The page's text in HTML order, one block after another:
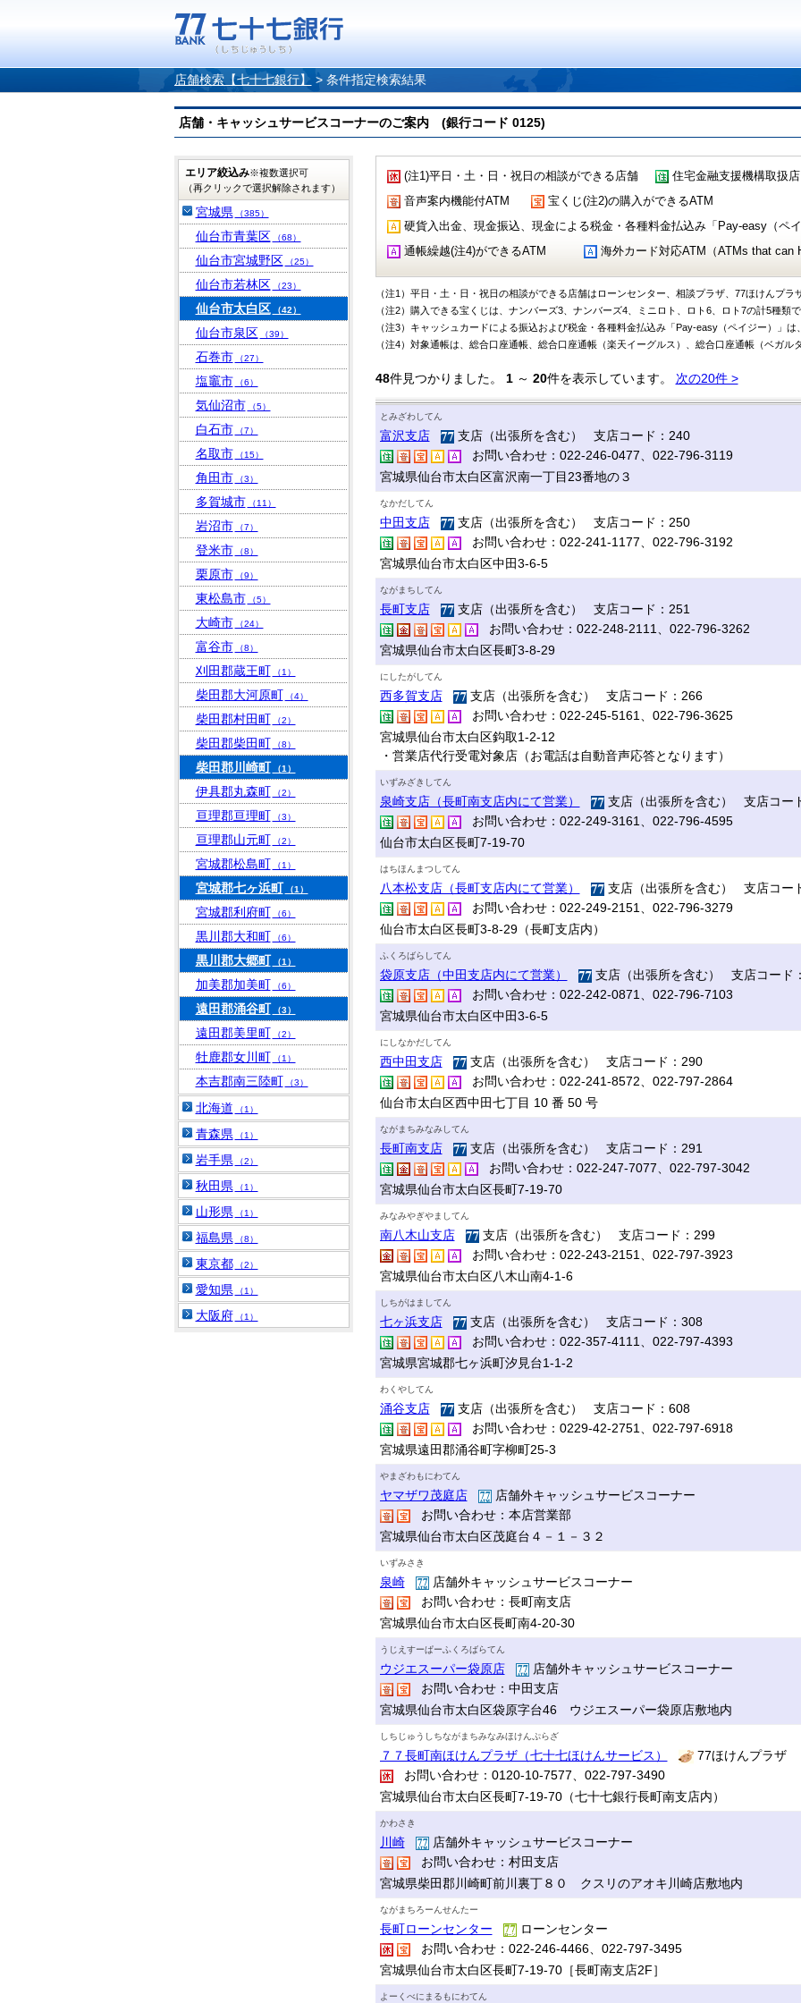
店舗検索【七十七銀行】 > 条件指定検索結果
店舗・キャッシュサービスコーナーのご案内 (銀行コード 0125)
(注1)平日・土・日・祝日の相談ができる店舗 住宅金融支援機構取扱店
音声案内機能付ATM
宝くじ(注2)の購入ができるATM
硬貨入出金、現金振込、現金による税金・各種料金払込み「Pay-easy（ペ
通帳繰越(注4)ができるATM
海外カード対応ATM（ATMs that can
（注1）平日・土・日・祝日の相談ができる店舗はローンセンター、相談プラザ、77ほけんプラ
（注2）購入できる宝くじは、ナンバーズ3、ナンバーズ4、ミニロト、ロト6、ロト7の計5種類で
（注3）キャッシュカードによる振込および税金・各種料金払込み「Pay-easy（ペイジー）」は
（注4）対象通帳は、総合口座通帳、総合口座通帳（楽天イーグルス）、総合口座通帳（ベガル
48件見つかりました。 1～ 20件を表示しています。 次の20件 >
とみざわしてん
富沢支店
支店（出張所を含む） 支店コード：240
お問い合わせ：022-246-0477、022-796-3119
宮城県仙台市太白区富沢南一丁目23番地の３
なかだしてん
中田支店
支店（出張所を含む） 支店コード：250
お問い合わせ：022-241-1177、022-796-3192
宮城県仙台市太白区中田3-6-5
ながまちしてん
長町支店
支店（出張所を含む） 支店コード：251
お問い合わせ：022-248-2111、022-796-3262
宮城県仙台市太白区長町3-8-29
にしたがしてん
西多賀支店
支店（出張所を含む） 支店コード：266
お問い合わせ：022-245-5161、022-796-3625
宮城県仙台市太白区鈎取1-2-12
・営業店代行受電対象店（お電話は自動音声応答となります）
いずみざきしてん
泉崎支店（長町南支店内にて営業）
支店（出張所を含む） 支店コー
お問い合わせ：022-249-3161、022-796-4595
仙台市太白区長町7-19-70
はちほんまつしてん
八本松支店（長町支店内にて営業）
支店（出張所を含む） 支店コー
お問い合わせ：022-249-2151、022-796-3279
仙台市太白区長町3-8-29（長町支店内）
ふくろばらしてん
袋原支店（中田支店内にて営業）
支店（出張所を含む） 支店コード
お問い合わせ：022-242-0871、022-796-7103
宮城県仙台市太白区中田3-6-5
にしなかだしてん
西中田支店
支店（出張所を含む） 支店コード：290
お問い合わせ：022-241-8572、022-797-2864
仙台市太白区西中田七丁目 10 番 50 号
ながまちみなみしてん
長町南支店
支店（出張所を含む） 支店コード：291
お問い合わせ：022-247-7077、022-797-3042
宮城県仙台市太白区長町7-19-70
みなみやぎやましてん
南八木山支店
支店（出張所を含む） 支店コード：299
お問い合わせ：022-243-2151、022-797-3923
宮城県仙台市太白区八木山南4-1-6
しちがはましてん
七ヶ浜支店
支店（出張所を含む） 支店コード：308
お問い合わせ：022-357-4111、022-797-4393
宮城県宮城郡七ヶ浜町汐見台1-1-2
わくやしてん
涌谷支店
支店（出張所を含む） 支店コード：608
お問い合わせ：0229-42-2751、022-797-6918
宮城県遠田郡涌谷町字柳町25-3
やまざわもにわてん
ヤマザワ茂庭店
店舗外キャッシュサービスコーナー
お問い合わせ：本店営業部
宮城県仙台市太白区茂庭台４－１－３２
いずみさき
泉崎
店舗外キャッシュサービスコーナー
お問い合わせ：長町南支店
宮城県仙台市太白区長町南4-20-30
うじえすーぱーふくろばらてん
ウジエスーパー袋原店
店舗外キャッシュサービスコーナー
お問い合わせ：中田支店
宮城県仙台市太白区袋原字台46 ウジエスーパー袋原店敷地内
しちじゅうしちながまちみなみほけんぷらざ
７７長町南ほけんプラザ（七十七ほけんサービス）
77ほけんプラザ
お問い合わせ：0120-10-7577、022-797-3490
宮城県仙台市太白区長町7-19-70（七十七銀行長町南支店内）
かわさき
川崎
店舗外キャッシュサービスコーナー
お問い合わせ：村田支店
宮城県柴田郡川崎町前川裏丁８０ クスリのアオキ川崎店敷地内
ながまちろーんせんたー
長町ローンセンター
ローンセンター
お問い合わせ：022-246-4466、022-797-3495
宮城県仙台市太白区長町7-19-70［長町南支店2F］
よーくべにまるもにわてん
エリア絞込み※複数選択可
（再クリックで選択解除されます）
宮城県 （385）
仙台市青葉区 （68）
仙台市宮城野区 （25）
仙台市若林区 （23）
仙台市太白区 （42）
仙台市泉区 （39）
石巻市 （27）
塩竈市 （6）
気仙沼市 （5）
白石市 （7）
名取市 （15）
角田市 （3）
多賀城市 （11）
岩沼市 （7）
登米市 （8）
栗原市 （9）
東松島市 （5）
大崎市 （24）
富谷市 （8）
刈田郡蔵王町 （1）
柴田郡大河原町 （4）
柴田郡村田町 （2）
柴田郡柴田町 （8）
柴田郡川崎町 （1）
伊具郡丸森町 （2）
亘理郡亘理町 （3）
亘理郡山元町 （2）
宮城郡松島町 （1）
宮城郡七ヶ浜町 （1）
宮城郡利府町 （6）
黒川郡大和町 （6）
黒川郡大郷町 （1）
加美郡加美町 （6）
遠田郡涌谷町 （3）
遠田郡美里町 （2）
牡鹿郡女川町 （1）
本吉郡南三陸町 （3）
北海道 （1）
青森県 （1）
岩手県 （2）
秋田県 （1）
山形県 （1）
福島県 （8）
東京都 （2）
愛知県 （1）
大阪府 （1）